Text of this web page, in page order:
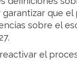
que el
sobre el
el